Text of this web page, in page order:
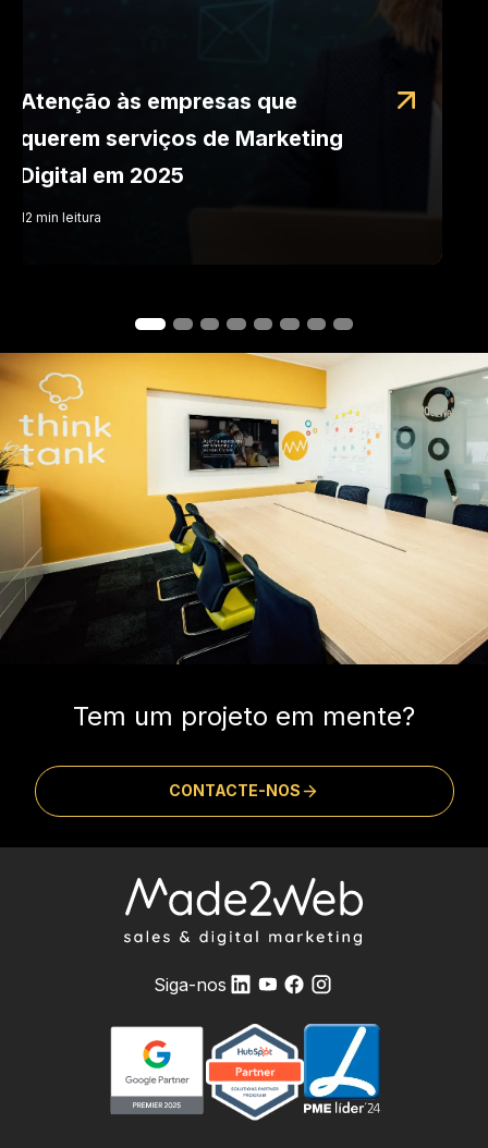
Atenção às empresas que
querem serviços de Marketing
Digital em 2025
12 min leitura
Siga-nos
Tem um projeto em mente?
CONTACTE-NOS